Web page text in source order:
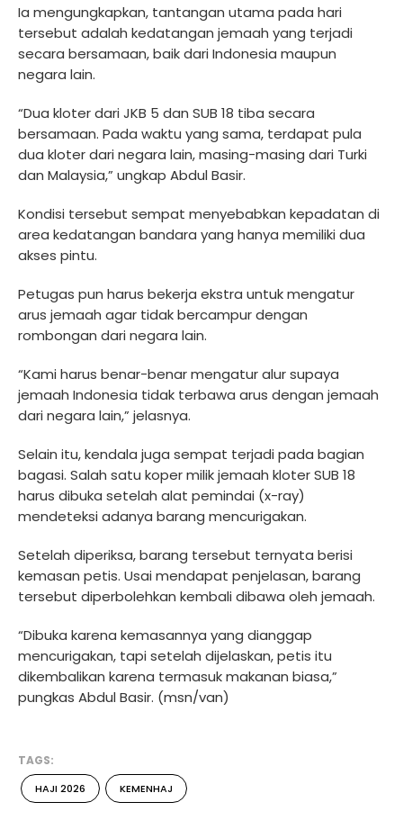
Ia mengungkapkan, tantangan utama pada hari
tersebut adalah kedatangan jemaah yang terjadi
secara bersamaan, baik dari Indonesia maupun
negara lain.
“Dua kloter dari JKB 5 dan SUB 18 tiba secara
bersamaan. Pada waktu yang sama, terdapat pula
dua kloter dari negara lain, masing-masing dari Turki
dan Malaysia,” ungkap Abdul Basir.
Kondisi tersebut sempat menyebabkan kepadatan di
area kedatangan bandara yang hanya memiliki dua
akses pintu.
Petugas pun harus bekerja ekstra untuk mengatur
arus jemaah agar tidak bercampur dengan
rombongan dari negara lain.
“Kami harus benar-benar mengatur alur supaya
jemaah Indonesia tidak terbawa arus dengan jemaah
dari negara lain,” jelasnya.
Selain itu, kendala juga sempat terjadi pada bagian
bagasi. Salah satu koper milik jemaah kloter SUB 18
harus dibuka setelah alat pemindai (x-ray)
mendeteksi adanya barang mencurigakan.
Setelah diperiksa, barang tersebut ternyata berisi
kemasan petis. Usai mendapat penjelasan, barang
tersebut diperbolehkan kembali dibawa oleh jemaah.
“Dibuka karena kemasannya yang dianggap
mencurigakan, tapi setelah dijelaskan, petis itu
dikembalikan karena termasuk makanan biasa,”
pungkas Abdul Basir. (msn/van)
TAGS:
HAJI 2026 KEMENHAJ